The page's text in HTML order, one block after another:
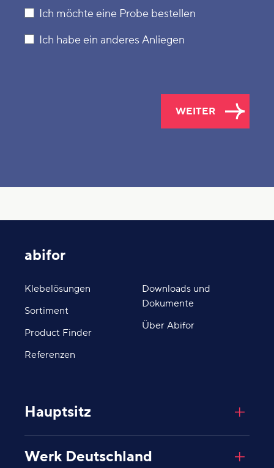
Ich möchte eine Probe bestellen
Ich habe ein anderes Anliegen
WEITER
abifor
Klebelösungen
Sortiment
Product Finder
Referenzen
Downloads und
Dokumente
Über Abifor
Hauptsitz
Giessenplatz 8
Werk Deutschland